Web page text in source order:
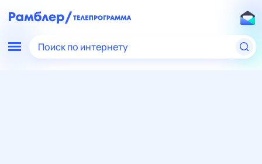
Поиск по интернету